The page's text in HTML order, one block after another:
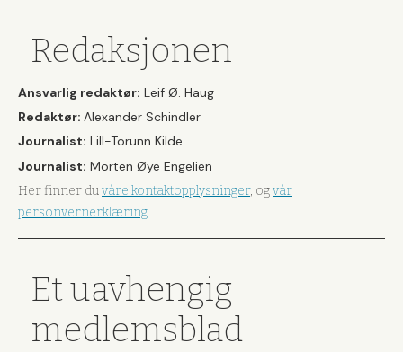
Redaksjonen
Ansvarlig redaktør: Leif Ø. Haug
Redaktør: Alexander Schindler
Journalist: Lill-Torunn Kilde
Journalist: Morten Øye Engelien
Her finner duvåre kontaktopplysninger, ogvår
personvernerklæring.
Et uavhengig
medlemsblad